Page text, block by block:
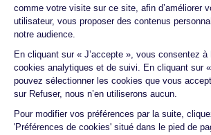
vous engager.
Aucun versement, de quelque nature
peut être exigé d'un particulier
d'un ou plusieurs prêts
© 2026 Guide du crédit •Plan du